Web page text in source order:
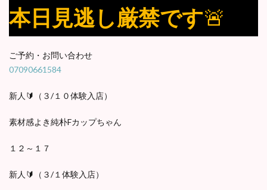
本日見逃し厳禁です🚨
ご予約・お問い合わせ
07090661584
新人🔰（３/１０体験入店）
素材感よき純朴Fカップちゃん
１２～１７
新人🔰（３/１体験入店）